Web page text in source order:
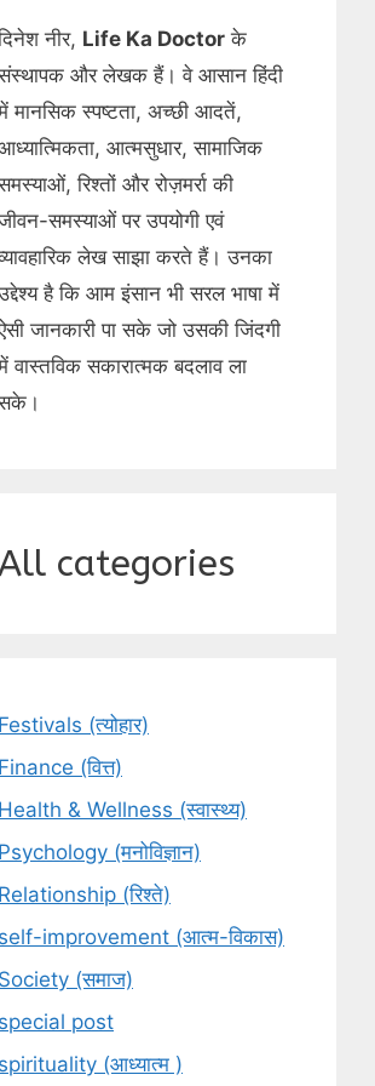
नीर, Life Ka Doctor के
और लेखक हैं। वे आसान हिंदी
मानसिक स्पष्टता, अच्छी आदतें,
आत्मसुधार, सामाजिक
रिश्तों और रोज़मर्रा की
समस्याओं पर उपयोगी एवं
लेख साझा करते हैं। उनका
है कि आम इंसान भी सरल भाषा में
जानकारी पा सके जो उसकी जिंदगी
वास्तविक सकारात्मक बदलाव ला
categories
Festivals (त्योहार)
Finance (वित्त)
Health & Wellness (स्वास्थ्य)
Psychology (मनोविज्ञान)
Relationship (रिश्ते)
self-improvement (आत्म-विकास)
Society (समाज)
special post
spirituality (आध्यात्म )